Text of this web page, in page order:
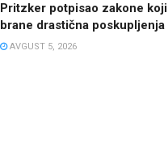
Pritzker potpisao zakone koji
brane drastična poskupljenja
AVGUST 5, 2026